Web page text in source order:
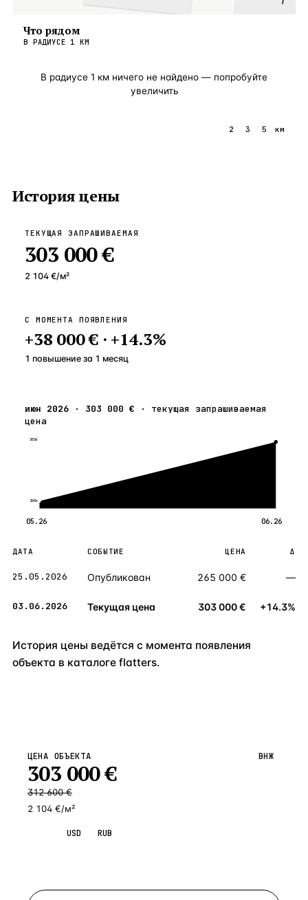
Что рядом
В РАДИУСЕ 1 КМ
В радиусе 1 км ничего не найдено — попробуйте
увеличить
2 3 5 км
История цены
ТЕКУЩАЯ ЗАПРАШИВАЕМАЯ
303 000 €
2 104 €/м²
С МОМЕНТА ПОЯВЛЕНИЯ
+38 000 €· +14.3%
1 повышение за 1 месяц
июн 2026 · 303 000 € · текущая запрашиваемая
цена
303к
265к
05.26 06.26
ДАТА СОБЫТИЕ ЦЕНА Δ
25.05.2026 Опубликован 265 000 € —
03.06.2026 Текущая цена 303 000 € +14.3%
История цены ведётся с момента появления
объекта в каталоге flatters.
ЦЕНА ОБЪЕКТА
303 000€
312 600 €
2 104 €/м²
ВНЖ
USD RUB